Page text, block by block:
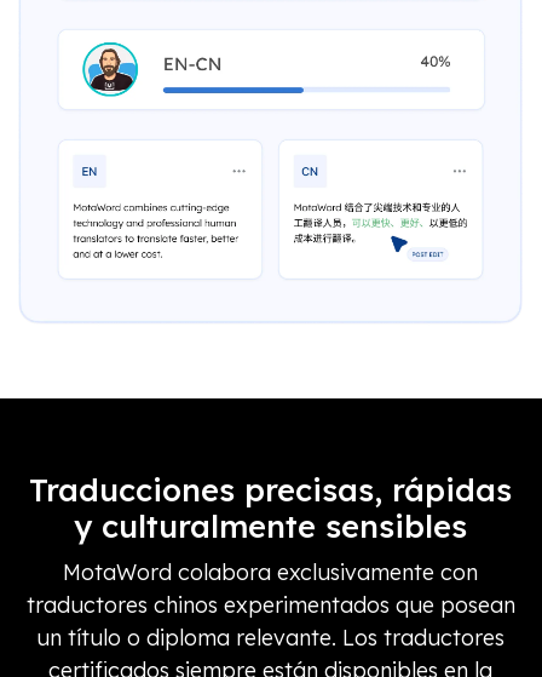
Traducciones precisas, rápidas
y culturalmente sensibles
MotaWord colabora exclusivamente con
traductores chinos experimentados que posean
un título o diploma relevante. Los traductores
certificados siempre están disponibles en la